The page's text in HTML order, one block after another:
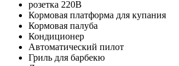
розетка 220В
Кормовая платформа для купания
Кормовая палуба
Кондиционер
Автоматический пилот
Гриль для барбекю